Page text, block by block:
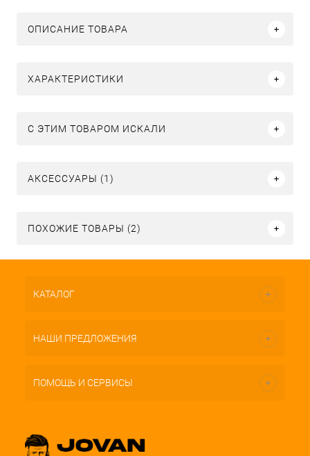
ОПИСАНИЕ ТОВАРА
ХАРАКТЕРИСТИКИ
C ЭТИМ ТОВАРОМ ИСКАЛИ
АКСЕССУАРЫ (1)
ПОХОЖИЕ ТОВАРЫ (2)
КАТАЛОГ
НАШИ ПРЕДЛОЖЕНИЯ
ПОМОЩЬ И СЕРВИСЫ